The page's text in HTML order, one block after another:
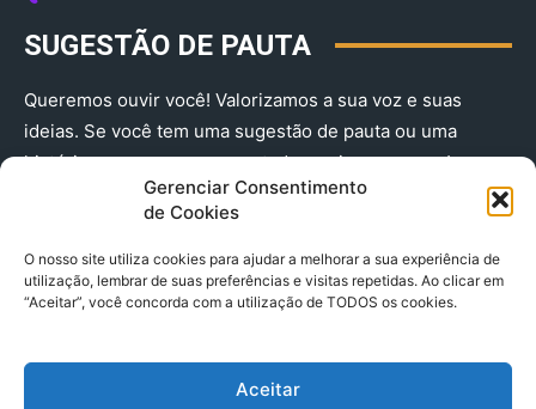
Gerenciar Consentimento
de Cookies
O nosso site utiliza cookies para ajudar a melhorar a sua experiência de
utilização, lembrar de suas preferências e visitas repetidas. Ao clicar em
“Aceitar”, você concorda com a utilização de TODOS os cookies.
Aceitar
SUGESTÃO DE PAUTA
Queremos ouvir você! Valorizamos a sua voz e suas
ideias. Se você tem uma sugestão de pauta ou uma
história que merece ser contada, envie-nos agora!
(91) 98224 - 3111